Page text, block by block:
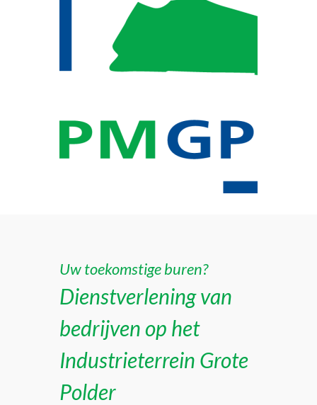
Uw toekomstige buren?
Dienstverlening van
bedrijven op het
Industrieterrein Grote
Polder